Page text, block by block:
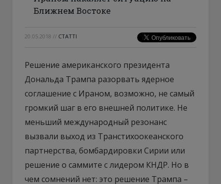
Ближнем Востоке
20.05.2018 // СТАТТІ
Решение американского президента
Дональда Трампа разорвать ядерное
соглашение с Ираном, возможно, не самый
громкий шаг в его внешней политике. Не
меньший международный резонанс
вызвали выход из Транстихоокеанского
партнерства, бомбардировки Сирии или
решение о саммите с лидером КНДР. Но в
чем сомнений нет: это решение Трампа –